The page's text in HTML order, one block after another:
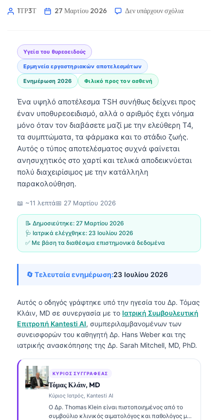
1ΤΡ3Τ 27 Μαρτίου 2026 Δεν υπάρχουν σχόλια
Υγεία του θυρεοειδούς
Ερμηνεία εργαστηριακών αποτελεσμάτων
Ενημέρωση 2026 Φιλικό προς τον ασθενή
Ένα υψηλό αποτέλεσμα TSH συνήθως δείχνει προς
έναν υποθυρεοειδισμό, αλλά ο αριθμός έχει νόημα
μόνο όταν τον διαβάσετε μαζί με την ελεύθερη T4,
τα συμπτώματα, τα φάρμακα και το στάδιο ζωής.
Αυτός ο τύπος αποτελέσματος συχνά φαίνεται
ανησυχητικός στο χαρτί και τελικά αποδεικνύεται
πολύ διαχειρίσιμος με την κατάλληλη
παρακολούθηση.
📖 ~11 λεπτά📅 27 Μαρτίου 2026
📝 Δημοσιεύτηκε: 27 Μαρτίου 2026
🩺 Ιατρικά ελέγχθηκε: 23 Ιουλίου 2026
✅ Με βάση τα διαθέσιμα επιστημονικά δεδομένα
🔄 Τελευταία ενημέρωση:23 Ιουλίου 2026
Αυτός ο οδηγός γράφτηκε υπό την ηγεσία του Δρ. Τόμας
Κλάιν, MD σε συνεργασία με το Ιατρική Συμβουλευτική
Επιτροπή Kantesti AI, συμπεριλαμβανομένων των
συνεισφορών του καθηγητή Δρ. Hans Weber και της
ιατρικής ανασκόπησης της Δρ. Sarah Mitchell, MD, PhD.
ΚΎΡΙΟΣ ΣΥΓΓΡΑΦΈΑΣ
Τόμας Κλάιν, MD
Κύριος Ιατρός, Kantesti AI
Ο Δρ. Thomas Klein είναι πιστοποιημένος από το
συμβούλιο κλινικός αιματολόγος και παθολόγος με